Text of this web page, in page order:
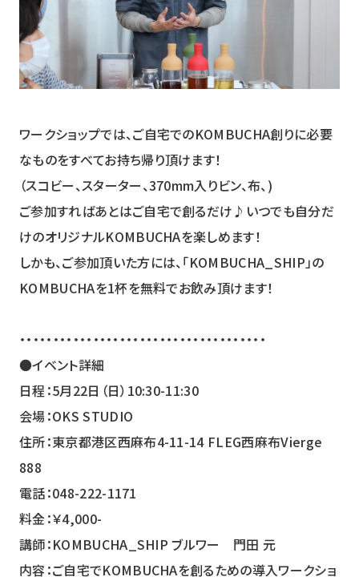
ワークショップでは、ご自宅でのKOMBUCHA創りに必要
なものをすべてお持ち帰り頂けます！
（スコビー、スターター、370mm入りビン、布、)
ご参加すればあとはご自宅で創るだけ♪いつでも自分だ
けのオリジナルKOMBUCHAを楽しめます！
しかも、ご参加頂いた方には、「KOMBUCHA_SHIP」の
KOMBUCHAを1杯を無料でお飲み頂けます！
・・・・・・・・・・・・・・・・・・・・・・・・・・・・・・・・・・・・・
●イベント詳細
日程：5月22日（日）10:30-11:30
会場：OKS STUDIO
住所：東京都港区西麻布4-11-14 FLEG西麻布Vierge
888
電話：048-222-1171
料金：￥4,000-
講師：KOMBUCHA_SHIP ブルワー 門田 元
内容：ご自宅でKOMBUCHAを創るための導入ワークショ